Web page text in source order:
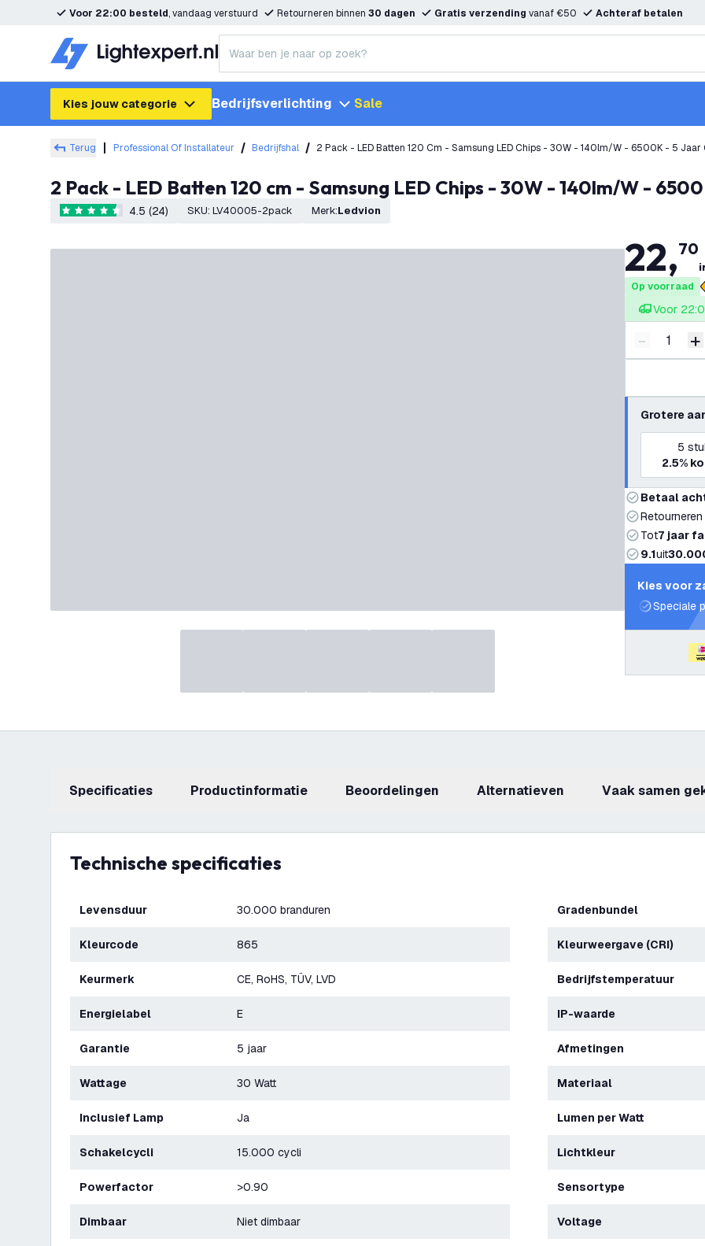
Voor 22:00 besteld, vandaag verstuurd Retourneren binnen 30 dagen Gratis verzending vanaf €50 Achteraf betalen
Kies jouw categorie Bedrijfsverlichting Sale
Terug Professional Of Installateur Bedrijfshal 2 Pack - LED Batten 120 Cm - Samsung LED Chips - 30W - 140lm/W - 6500K - 5 Jaar
2 Pack - LED Batten 120 cm - Samsung LED Chips - 30W - 140lm/W -
4.5 score sterren4.5 (24) SKU: LV40005-2pack Merk: Ledvion
22,70
Op voorraad
Voor
Verminder
- +
Grotere
5
2.5%
Betaal
Tot7 jaar
9.1uit
Kies voor
Speciale
Specificaties productinformatie beoordelingen Alternatieven Vaak samen
Technische specificaties
Levensduur 30.000 branduren
Kleurcode 865
Keurmerk CE, RoHS, TÜV, LVD
Energielabel E
Garantie 5 jaar
Wattage 30 Watt
Inclusief Lamp Ja
Schakelcycli 15.000 cycli
Powerfactor >0.90
Dimbaar Niet dimbaar
Gradenbundel
Kleurweergave (CRI)
Bedrijfstemperatuur
IP-waarde
Afmetingen
Materiaal
Lumen per Watt
Lichtkleur
Sensortype
Voltage